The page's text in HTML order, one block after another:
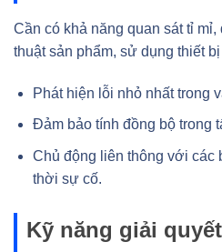
Cần có khả năng quan sát tỉ
thuật sản phẩm, sử dụng thiết
Phát hiện lỗi nhỏ nhất trong
Đảm bảo tính đồng bộ trong
Chủ động liên thông với các
thời sự cố.
Kỹ năng giải